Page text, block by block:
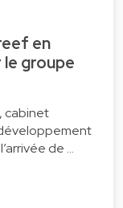
en
le groupe
cabinet
de …